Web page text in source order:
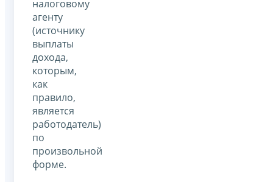
налоговому
агенту
(источнику
выплаты
дохода,
которым,
как
правило,
является
работодатель)
по
произвольной
форме.